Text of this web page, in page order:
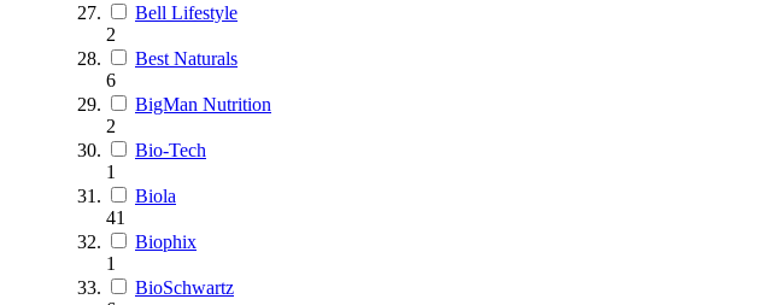
Bell Lifestyle
2
Best Naturals
6
BigMan Nutrition
2
Bio-Tech
1
Biola
41
Biophix
1
BioSchwartz